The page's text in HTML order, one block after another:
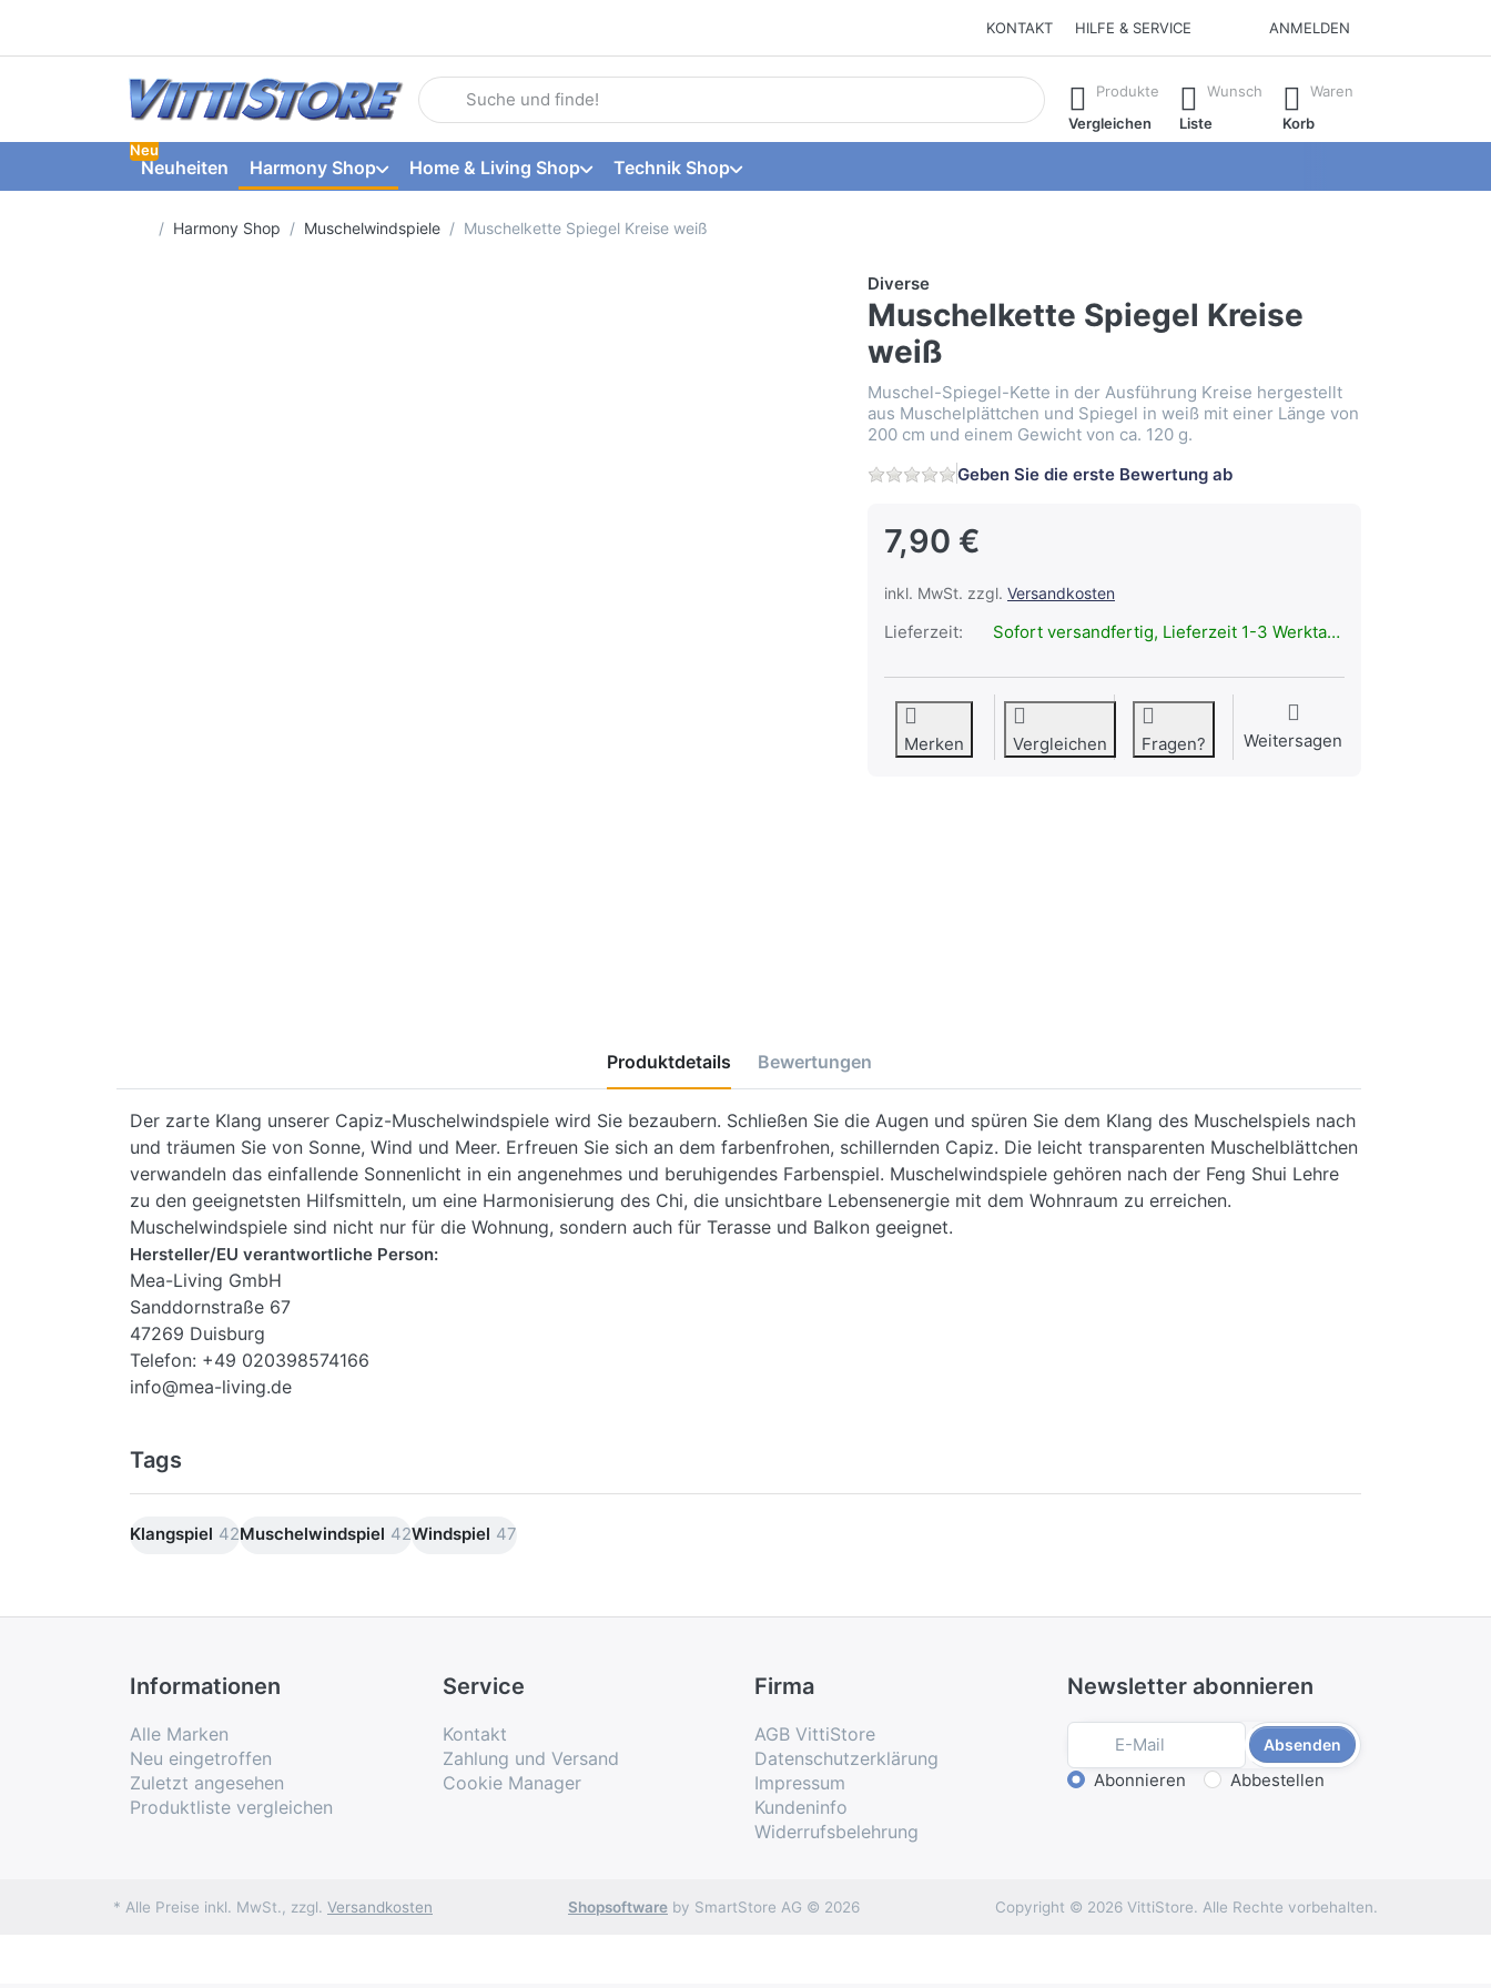
KONTAKT HILFE & SERVICE ANMELDEN
Geben Sie einen Suchbegriff ein. Während Sie tippen, erscheinen automatisch erste Ergebnisse. Drücken Sie die Eingabetaste, um alle
Produkte
Vergleichen
Wunsch
Liste
Waren
Korb
Neuheiten
Neu
Harmony Shop Home & Living Shop Technik Shop
Startseite
Harmony Shop Muschelwindspiele Muschelkette Spiegel Kreise weiß
Diverse
Muschelkette Spiegel Kreise
weiß
Muschel-Spiegel-Kette in der Ausführung Kreise hergestellt
aus Muschelplättchen und Spiegel in weiß mit einer Länge von
200 cm und einem Gewicht von ca. 120 g.
Geben Sie die erste Bewertung ab
7,90 €
inkl. MwSt. zzgl. Versandkosten
Lieferzeit: Sofort versandfertig, Lieferzeit 1-3 Werktage.
Merken Vergleichen Fragen? Weitersagen
Produktdetails Bewertungen
Der zarte Klang unserer Capiz-Muschelwindspiele wird Sie bezaubern. Schließen Sie die Augen und spüren Sie dem Klang des Muschelspiels nach
und träumen Sie von Sonne, Wind und Meer. Erfreuen Sie sich an dem farbenfrohen, schillernden Capiz. Die leicht transparenten Muschelblättchen
verwandeln das einfallende Sonnenlicht in ein angenehmes und beruhigendes Farbenspiel. Muschelwindspiele gehören nach der Feng Shui Lehre
zu den geeignetsten Hilfsmitteln, um eine Harmonisierung des Chi, die unsichtbare Lebensenergie mit dem Wohnraum zu erreichen.
Muschelwindspiele sind nicht nur für die Wohnung, sondern auch für Terasse und Balkon geeignet.
Hersteller/EU verantwortliche Person:
Mea-Living GmbH
Sanddornstraße 67
47269 Duisburg
Telefon: +49 020398574166
info@mea-living.de
Tags
Klangspiel 42Muschelwindspiel 42Windspiel 47
Informationen
Alle Marken
Neu eingetroffen
Zuletzt angesehen
Produktliste vergleichen
Service
Kontakt
Zahlung und Versand
Cookie Manager
Firma
AGB VittiStore
Datenschutzerklärung
Impressum
Kundeninfo
Widerrufsbelehrung
Newsletter abonnieren
Absenden
Aktion wählen
Abonnieren Abbestellen
* Alle Preise inkl. MwSt., zzgl. Versandkosten Shopsoftware by SmartStore AG © 2026 Copyright © 2026 VittiStore. Alle Rechte vorbehalten.